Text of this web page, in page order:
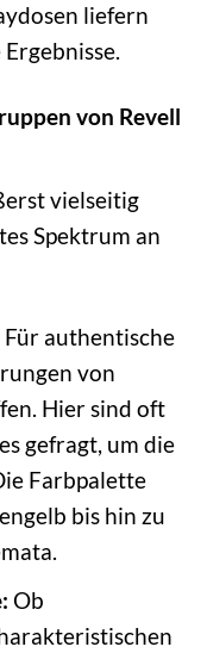
liefern
von Revell
vielseitig
Spektrum an
Für authentische
von
Hier sind oft
gefragt, um die
Farbpalette
bis hin zu
Ob